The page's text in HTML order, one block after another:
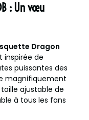
: Un vœu
Dragon
inspirée de
puissantes des
magnifiquement
ajustable de
à tous les fans